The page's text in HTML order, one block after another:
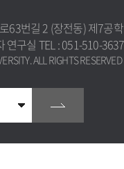
63번길 2 (장전동) 제7공
연구실 TEL : 051-510-3637
ALL RIGHTS RESERVED